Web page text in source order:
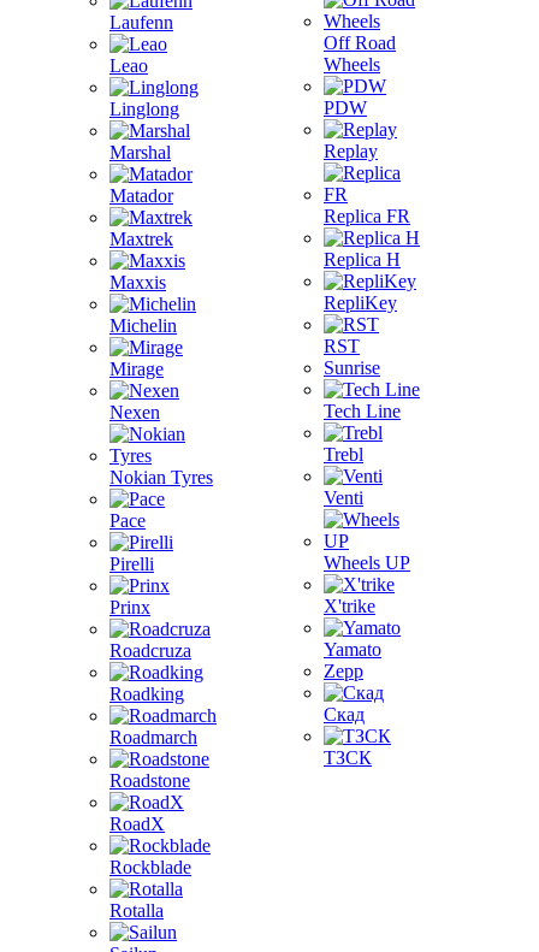
Laufenn
Leao
Linglong
Marshal
Matador
Maxtrek
Maxxis
Michelin
Mirage
Nexen
Nokian Tyres
Pace
Pirelli
Prinx
Roadcruza
Roadking
Roadmarch
Roadstone
RoadX
Rockblade
Rotalla
Off Road
Wheels
PDW
Replay
Replica FR
Replica H
RepliKey
RST
Sunrise
Tech Line
Trebl
Venti
Wheels UP
X'trike
Yamato
Zepp
Скад
ТЗСК